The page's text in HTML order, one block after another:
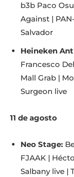
b3b Paco
Against |
Salvador
Heineken
Francesco
Mall Grab |
Surgeon live
11 de agosto
Neo Stage:
FJAAK |
Salbany live |